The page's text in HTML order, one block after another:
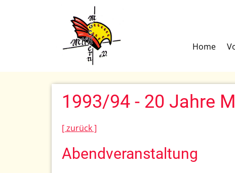
Home
1993/94 - 20 Jahre
[ zurück ]
Abendveranstaltung